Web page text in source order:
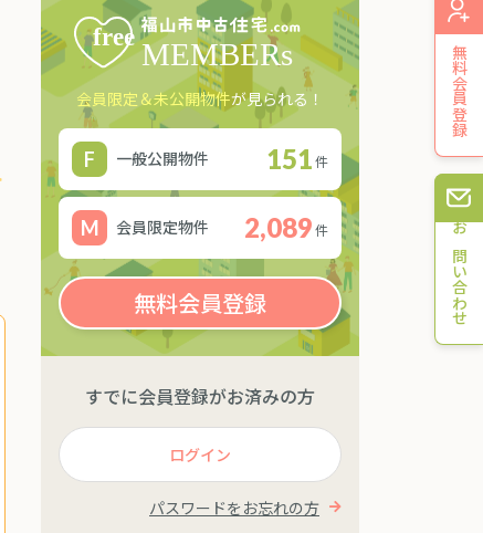
会員限定＆未公開物件が見られる！
一般公開物件 151件
会員限定物件 2,089件
無料会員登録
すでに会員登録がお済みの方
ログイン
パスワードをお忘れの方
無料会員登録
お問い合わせ